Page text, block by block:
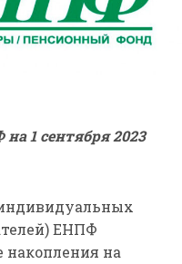
1 сентября 2023
индивидуальных
ЕНПФ
на